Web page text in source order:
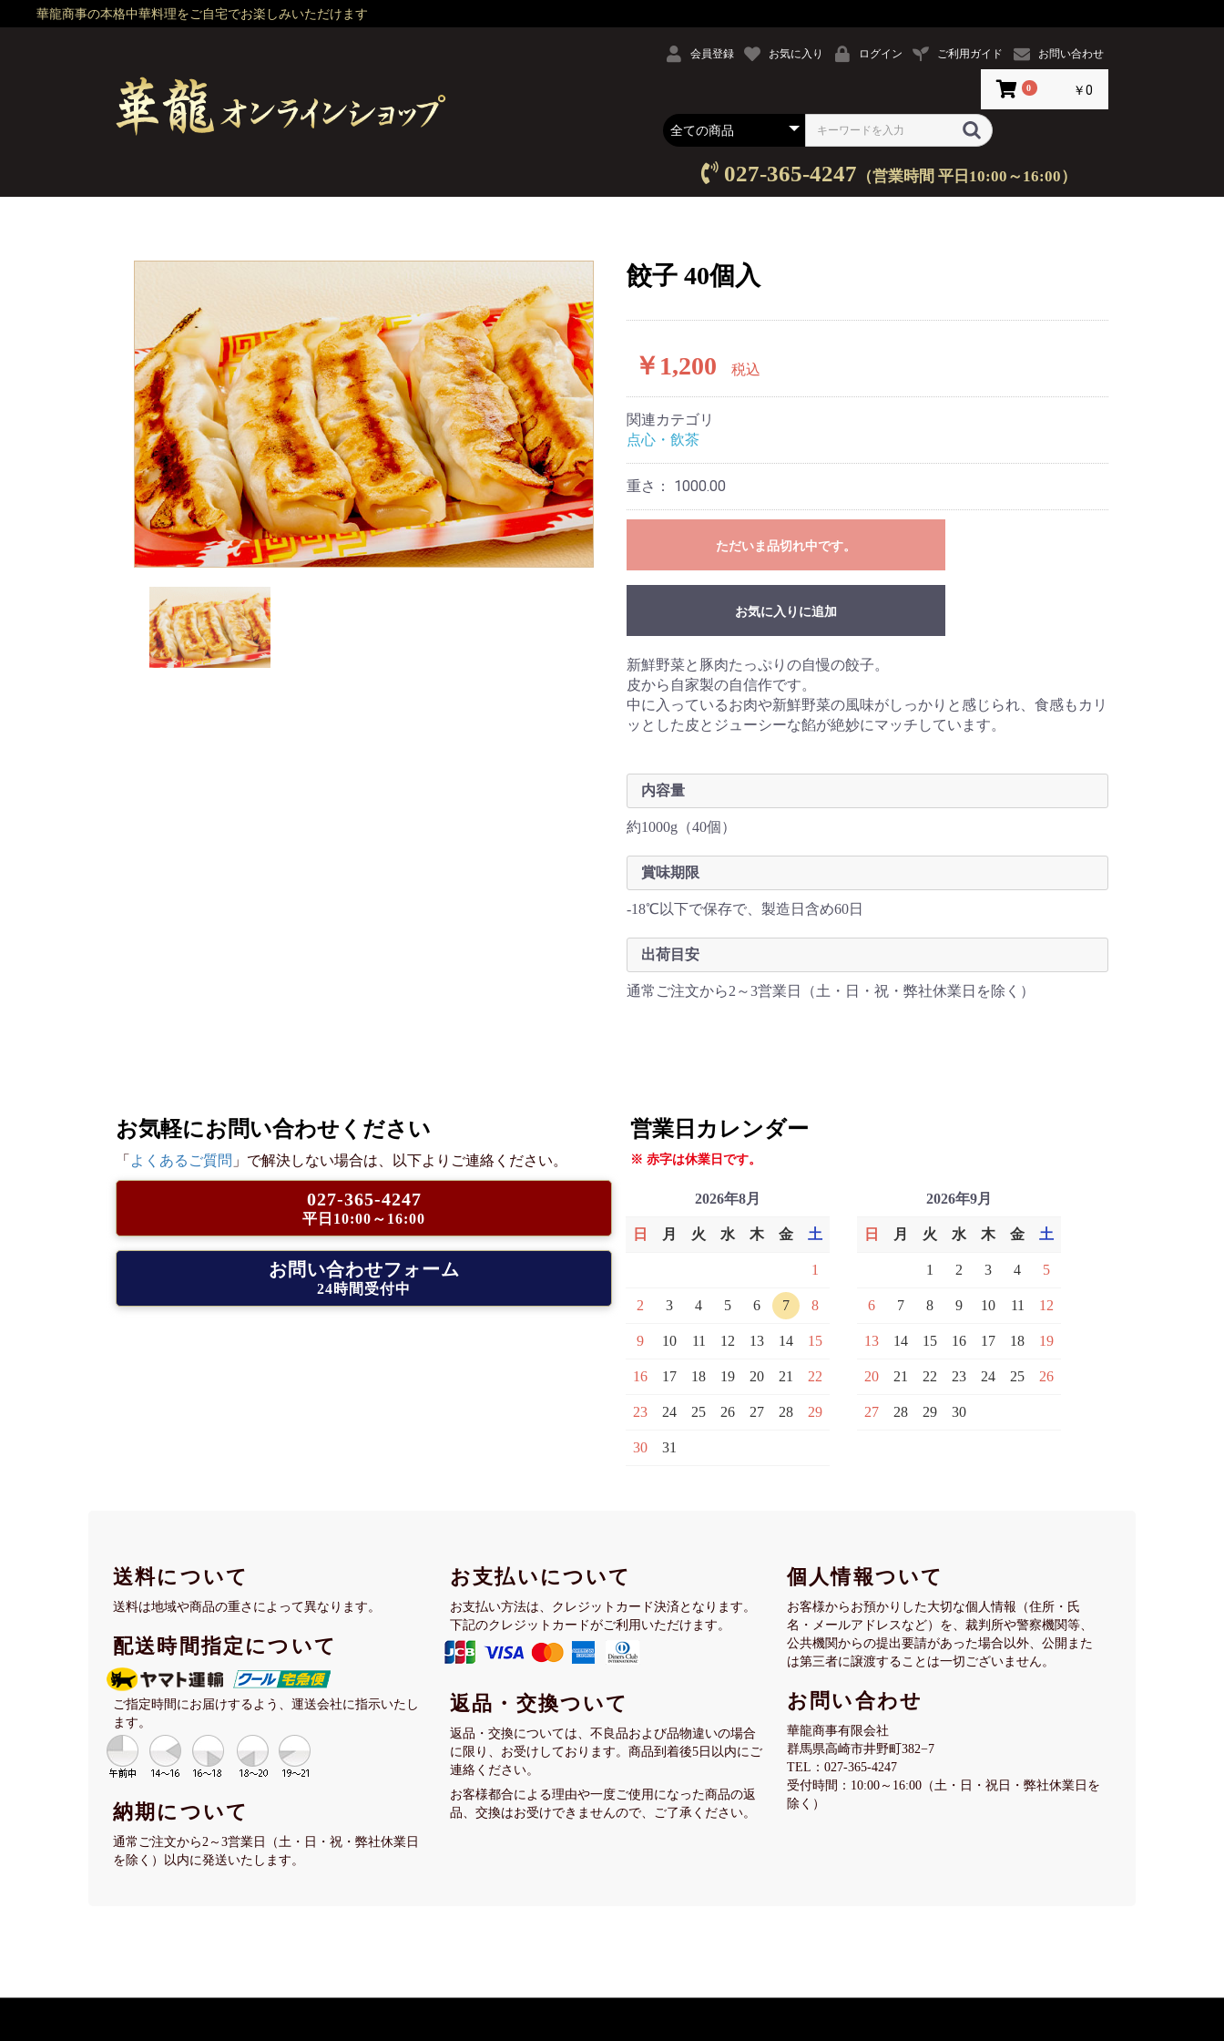
華龍商事の本格中華料理をご自宅でお楽しみいただけます
会員登録 お気に入り ログイン ご利用ガイド お問い合わせ
0 ￥0
027-365-4247 （営業時間 平日10:00～16:00）
餃子 40個入
￥1,200 税込
関連カテゴリ
点心・飲茶
重さ： 1000.00
ただいま品切れ中です。
お気に入りに追加
新鮮野菜と豚肉たっぷりの自慢の餃子。
皮から自家製の自信作です。
中に入っているお肉や新鮮野菜の風味がしっかりと感じられ、食感もカリ
ッとした皮とジューシーな餡が絶妙にマッチしています。
内容量
約1000g（40個）
賞味期限
-18℃以下で保存で、製造日含め60日
出荷目安
通常ご注文から2～3営業日（土・日・祝・弊社休業日を除く）
お気軽にお問い合わせください
「 よくあるご質問 」で解決しない場合は、以下よりご連絡ください。
027-365-4247
平日10:00～16:00
お問い合わせフォーム
24時間受付中
営業日カレンダー
※ 赤字は休業日です。
2026年8月
日 月 火 水 木 金 土
1
2 3 4 5 6 7 8
9 10 11 12 13 14 15
16 17 18 19 20 21 22
23 24 25 26 27 28 29
30 31
2026年9月
日 月 火 水 木 金 土
1 2 3 4 5
6 7 8 9 10 11 12
13 14 15 16 17 18 19
20 21 22 23 24 25 26
27 28 29 30
送料について
送料は地域や商品の重さによって異なります。
配送時間指定について
ご指定時間にお届けするよう、運送会社に指示いたし
ます。
納期について
通常ご注文から2～3営業日（土・日・祝・弊社休業日
を除く）以内に発送いたします。
お支払いについて
お支払い方法は、クレジットカード決済となります。
下記のクレジットカードがご利用いただけます。
返品・交換ついて
返品・交換については、不良品および品物違いの場合
に限り、お受けしております。商品到着後5日以内にご
連絡ください。
お客様都合による理由や一度ご使用になった商品の返
品、交換はお受けできませんので、ご了承ください。
個人情報ついて
お客様からお預かりした大切な個人情報（住所・氏
名・メールアドレスなど）を、裁判所や警察機関等、
公共機関からの提出要請があった場合以外、公開また
は第三者に譲渡することは一切ございません。
お問い合わせ
華龍商事有限会社
群馬県高崎市井野町382−7
TEL：027-365-4247
受付時間：10:00～16:00（土・日・祝日・弊社休業日を
除く）